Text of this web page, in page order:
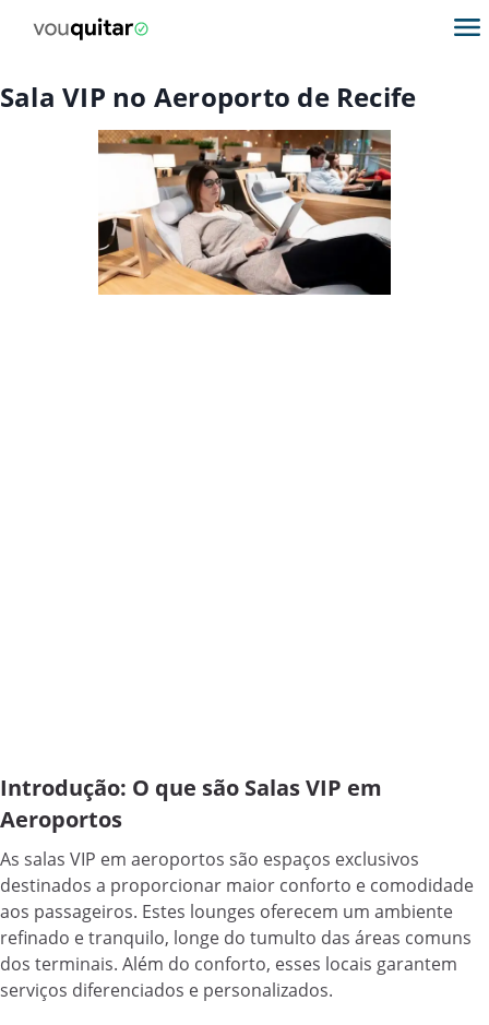
Sala VIP no Aeroporto de Recife
Introdução: O que são Salas VIP em
Aeroportos
As salas VIP em aeroportos são espaços exclusivos
destinados a proporcionar maior conforto e comodidade
aos passageiros. Estes lounges oferecem um ambiente
refinado e tranquilo, longe do tumulto das áreas comuns
dos terminais. Além do conforto, esses locais garantem
serviços diferenciados e personalizados.